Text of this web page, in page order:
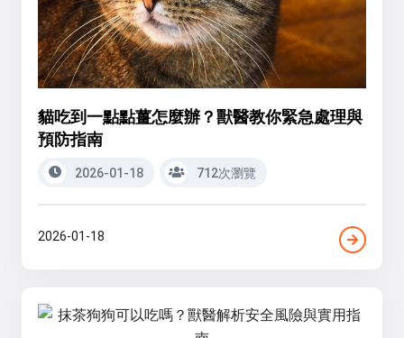
貓吃到一點點薑怎麼辦？獸醫教你緊急處理與
預防指南
2026-01-18 712次瀏覽
2026-01-18